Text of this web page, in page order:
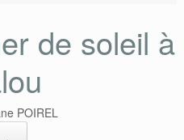
de soleil à
POIREL